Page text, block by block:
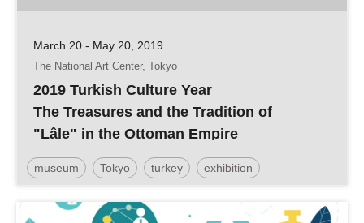
March 20 - May 20, 2019
The National Art Center, Tokyo
2019 Turkish Culture Year
The Treasures and the Tradition of
"Lâle" in the Ottoman Empire
museum Tokyo turkey exhibition
The National Art Center